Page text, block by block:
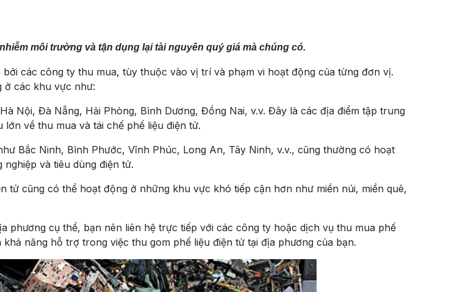
môi trường và tận dụng lại tài nguyên quý giá mà chúng có.
các công ty thu mua, tùy thuộc vào vị trí và phạm vi hoạt động của từng đơn vị.
ở các khu vực như:
Nội, Đà Nẵng, Hải Phòng, Bình Dương, Đồng Nai, v.v. Đây là các địa điểm tập trung
về thu mua và tái chế phế liệu điện tử.
Bắc Ninh, Bình Phước, Vĩnh Phúc, Long An, Tây Ninh, v.v., cũng thường có hoạt
và tiêu dùng điện tử.
tử cũng có thể hoạt động ở những khu vực khó tiếp cận hơn như miền núi, miền quê,
phương cụ thể, bạn nên liên hệ trực tiếp với các công ty hoặc dịch vụ thu mua phế
năng hỗ trợ trong việc thu gom phế liệu điện tử tại địa phương của bạn.